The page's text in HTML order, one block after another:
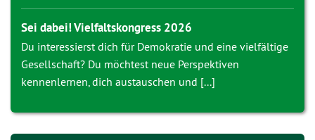
Sei dabei! Vielfaltskongress 2026
Du interessierst dich für Demokratie und eine vielfältige
Gesellschaft? Du möchtest neue Perspektiven
kennenlernen, dich austauschen und [...]